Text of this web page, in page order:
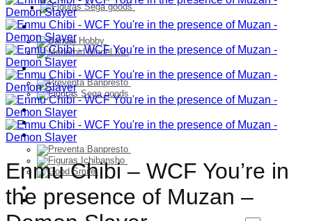
Model Kit
PELUCHES
Franquicia
Ultimos Ingresos
Preventa
Mayorista
Enmu Chibi – WCF You’re in
the presence of Muzan –